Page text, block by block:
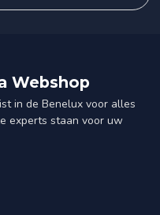
Webshop
in de Benelux voor alles
experts staan voor uw